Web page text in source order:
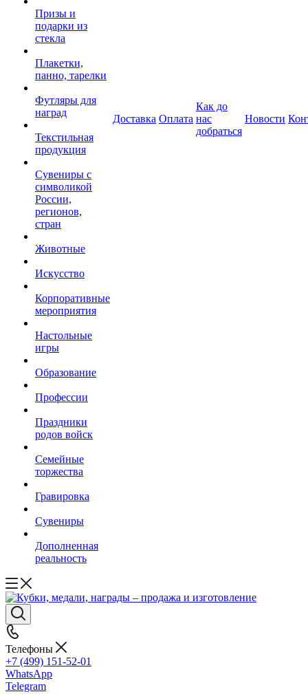
Призы и
подарки из
стекла
Плакетки,
панно, тарелки
Футляры для
наград
Текстильная
продукция
Сувениры с
символикой
России,
регионов,
стран
Животные
Искусство
Корпоративные
мероприятия
Настольные
игры
Образование
Профессии
Праздники
родов войск
Семейные
торжества
Гравировка
Сувениры
Дополненная
реальность
Доставка Оплата
Как до
нас
добраться
Новости
Телефоны
+7 (499) 151-52-01
WhatsApp
Telegram